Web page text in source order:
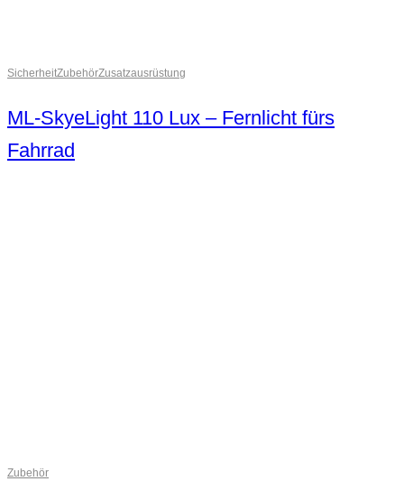
SicherheitZubehörZusatzausrüstung
ML-SkyeLight 110 Lux – Fernlicht fürs
Fahrrad
Zubehör